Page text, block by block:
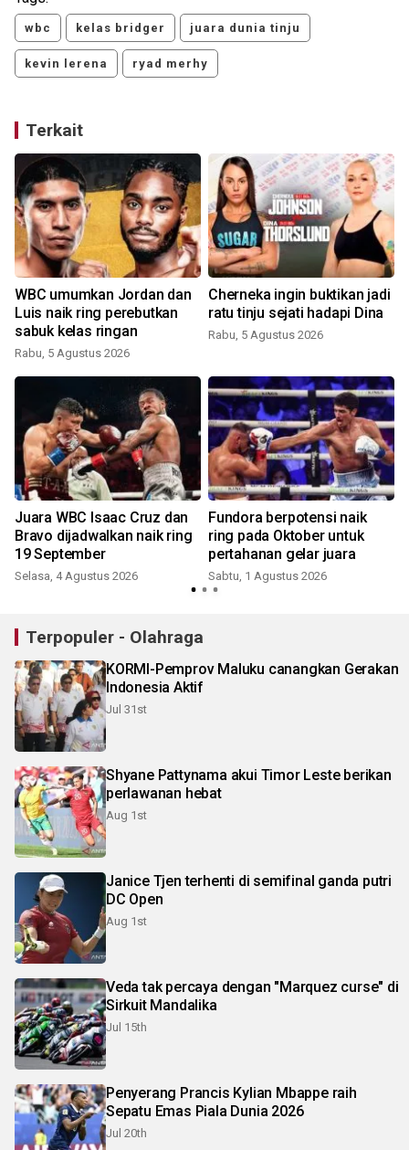
wbc kelas bridger juara dunia tinju
kevin lerena ryad merhy
Terkait
WBC umumkan Jordan dan
Luis naik ring perebutkan
sabuk kelas ringan
Rabu, 5 Agustus 2026
Cherneka ingin buktikan jadi
ratu tinju sejati hadapi Dina
Rabu, 5 Agustus 2026
Juara WBC Isaac Cruz dan
Bravo dijadwalkan naik ring
19 September
Selasa, 4 Agustus 2026
Fundora berpotensi naik
ring pada Oktober untuk
pertahanan gelar juara
Sabtu, 1 Agustus 2026
Terpopuler - Olahraga
KORMI-Pemprov Maluku canangkan Gerakan
Indonesia Aktif
Jul 31st
Shyane Pattynama akui Timor Leste berikan
perlawanan hebat
Aug 1st
Janice Tjen terhenti di semifinal ganda putri
DC Open
Aug 1st
Veda tak percaya dengan "Marquez curse" di
Sirkuit Mandalika
Jul 15th
Penyerang Prancis Kylian Mbappe raih
Sepatu Emas Piala Dunia 2026
Jul 20th